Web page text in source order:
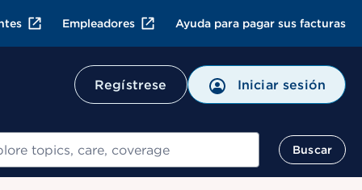
Empleadores Ayuda para pagar sus facturas
Regístrese Iniciar sesión
Buscar